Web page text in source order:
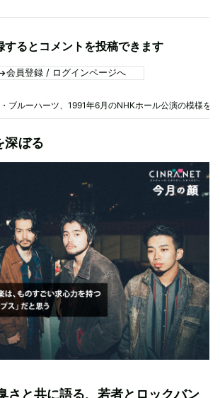
するとコメントを投稿できます
会員登録 / ログインページへ
ブルーハーツ、1991年6月のNHKホール公演の模様を
深ぼる
さと共に語る、若者とロックバン